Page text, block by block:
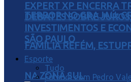
TERROR NO GRAJAÚ:
FAMÍLIA REFÉM,
NA ZONA SUL
EXPERT XP ENCERRA
DEBATES SOBRE
INVESTIMENTOS E
SÃO PAULO
Esporte
Tudo
Futebol com Pedro